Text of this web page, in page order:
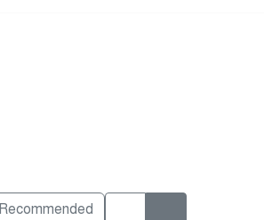
Recommended